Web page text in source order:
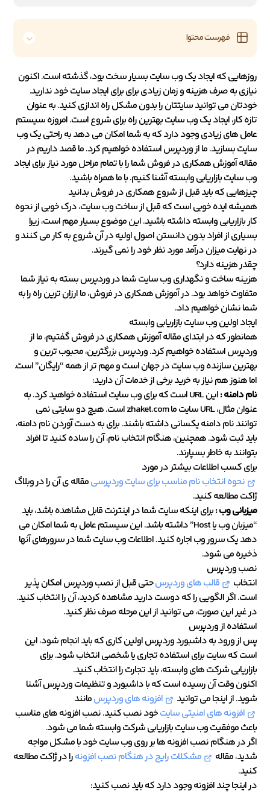
فهرست محتوا
روزهایی که ایجاد یک وب سایت بسیار سخت بود، گذشته است. اکنون
نیازی به صرف هزینه و زمان زیادی برای برای ایجاد سایت خود ندارید.
خودتان می توانید سایتتان را بدون مشکل راه اندازی کنید. به عنوان
تازه کار، ایجاد یک وب سایت بهترین راه برای شروع است. امروزه سیستم
عامل های زیادی وجود دارد که به شما امکان می دهد به راحتی یک وب
سایت بسازید. ما از وردپرس استفاده خواهیم کرد. ما قصد داریم در
مقاله آموزش همکاری در فروش شما را با تمام مراحل مورد نیاز برای ایجاد
وب سایت بازاریابی وابسته آشنا کنیم. با ما همراه باشید.
چیزهایی که باید قبل از شروع همکاری در فروش بدانید
همیشه ایده خوبی است که قبل از ساخت وب سایت، درک خوبی از نحوه
کار بازاریابی وابسته داشته باشید. این موضوع بسیار مهم است، زیرا
بسیاری از افراد بدون دانستن اصول اولیه در آن شروع به کار می کنند و
در نهایت میزان درآمد مورد نظر خود را نمی گیرند.
چقدر هزینه دارد؟
هزینه ساخت و نگهداری وب سایت شما در وردپرس بسته به نیاز شما
متفاوت خواهد بود. در آموزش همکاری در فروش، ما ارزان ترین راه را به
شما نشان خواهیم داد.
ایجاد اولین وب سایت بازاریابی وابسته
همانطور که در ابتدای مقاله آموزش همکاری در فروش گفتیم، ما از
وردپرس استفاده خواهیم کرد. وردپرس بزرگترین، محبوب ترین و
بهترین سازنده وب سایت در جهان است و مهم تر از همه “رایگان” است.
اما هنوز هم نیاز به خرید برخی از خدمات آن دارید:
نام دامنه :
این URL است که برای وب سایت استفاده خواهید کرد. به
عنوان مثال، URL سایت ما zhaket.com است. هیچ دو سایتی نمی
توانند نام دامنه یکسانی داشته باشند. برای به دست آوردن نام دامنه،
باید ثبت شود. همچنین، هنگام انتخاب نام، آن را ساده کنید تا افراد
بتوانند به خاطر بسپارند.
برای کسب اطلاعات بیشتر در مورد
نحوه انتخاب نام مناسب برای سایت وردپرسیمقاله ی آن را در وبلاگ
ژاکت مطالعه کنید.
میزبانی وب :برای اینکه سایت شما در اینترنت قابل مشاهده باشد، باید
“میزبان وب یا Host” داشته باشد. این سیستم عامل به شما امکان می
دهد یک سرور وب اجاره کنید. اطلاعات وب سایت شما در سرورهای آنها
ذخیره می شود.
نصب وردپرس
انتخاب
قالب های وردپرسحتی قبل از نصب وردپرس امکان پذیر
است. اگر الگویی را که دوست دارید مشاهده کردید، آن را انتخاب کنید.
در غیر این صورت، می توانید از این مرحله صرف نظر کنید.
استفاده از وردپرس
پس از ورود به داشبورد وردپرس اولین کاری که باید انجام شود، این
است که سایت برای استفاده تجاری یا شخصی انتخاب شود. برای
بازاریابی شرکت های وابسته، باید تجارت را انتخاب کنید.
اکنون وقت آن رسیده است که با داشبورد و تنظیمات وردپرس آشنا
شوید. از اینجا می توانید
افزونه های وردپرسمانند
افزونه های امنیتی سایتخود نصب کنید. نصب افزونه های مناسب
باعث موفقیت وب سایت بازاریابی شرکت وابسته شما می شود.
اگر در هنگام نصب افزونه ها بر روی وب سایت خود با مشکل مواجه
شدید، مقاله
مشکلات رایج در هنگام نصب افزونهرا در ژاکت مطالعه
کنید.
در اینجا چند افزونه وجود دارد که باید نصب کنید: